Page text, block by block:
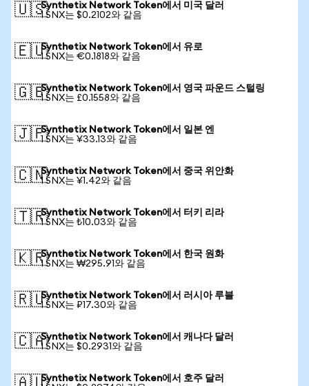
🇺🇸Synthetix Network Token에서 미국 달러
1 SNX는 $0.2102와 같음
🇪🇺Synthetix Network Token에서 유로
1 SNX는 €0.1818와 같음
🇬🇧Synthetix Network Token에서 영국 파운드 스털링
1 SNX는 £0.1558와 같음
🇯🇵Synthetix Network Token에서 일본 엔
1 SNX는 ¥33.13와 같음
🇨🇳Synthetix Network Token에서 중국 위안화
1 SNX는 ¥1.42와 같음
🇹🇷Synthetix Network Token에서 터키 리라
1 SNX는 ₺10.03와 같음
🇰🇷Synthetix Network Token에서 한국 원화
1 SNX는 ₩295.91와 같음
🇷🇺Synthetix Network Token에서 러시아 루블
1 SNX는 ₽17.30와 같음
🇨🇦Synthetix Network Token에서 캐나다 달러
1 SNX는 $0.2931와 같음
Synthetix Network Token에서 호주 달러